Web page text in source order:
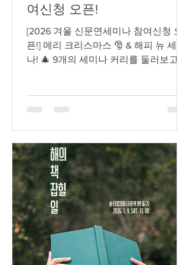
여신청 오픈!
[2026 겨울 신문연세미나 참여신청 오
픈!] 메리 크리스마스 🎅 & 해피 뉴 세미
나! 🎄 9개의 세미나 커리를 둘러보고,
(이끔이: 정보영) [남친반] 이성애 남성
섹슈얼리티 읽기 (이끔이: 서우빈) [트라
우마반] 비판적으로 트라우마 읽기: 전
쟁, 테러리즘, 집단학살 (이끔이: 신승호)
[자서전반] 이론의 육체: 지식인의 자서
전 읽기 (이끔이: 채태준) [캐해반] 우리
는 왜 나와 타인을 '캐해'할까? (이끔이:
윤수정, 조윤희) [청소년반] 청소년과 학
교 이데올로기에 관하여 (이끔이: 비판
적 청소년 연구 분과) [자본주의반] 자본